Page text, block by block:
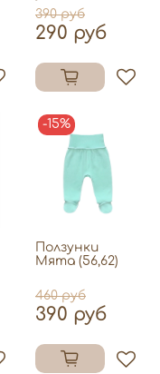
390 руб
290 руб
-15%
Ползунки
Мята (56,62)
460 руб
390 руб